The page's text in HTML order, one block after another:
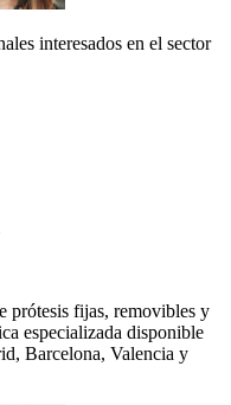
interesados en el sector
prótesis fijas, removibles y
especializada disponible
Barcelona, Valencia y